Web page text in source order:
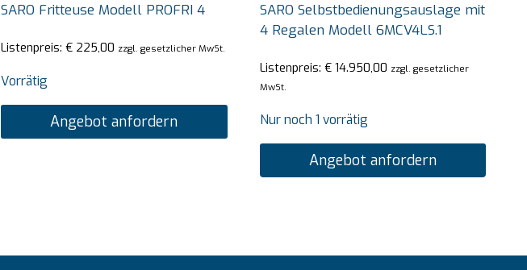
SARO Fritteuse Modell PROFRI 4
Listenpreis: € 225,00 zzgl. gesetzlicher MwSt.
Vorrätig
Angebot anfordern
SARO Selbstbedienungsauslage mit
4 Regalen Modell 6MCV4LS.1
Listenpreis: €14.950,00 zzgl. gesetzlicher
MwSt.
Nur noch 1 vorrätig
Angebot anfordern